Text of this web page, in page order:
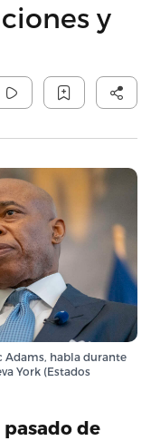
y
Adams, habla durante
York (Estados
de